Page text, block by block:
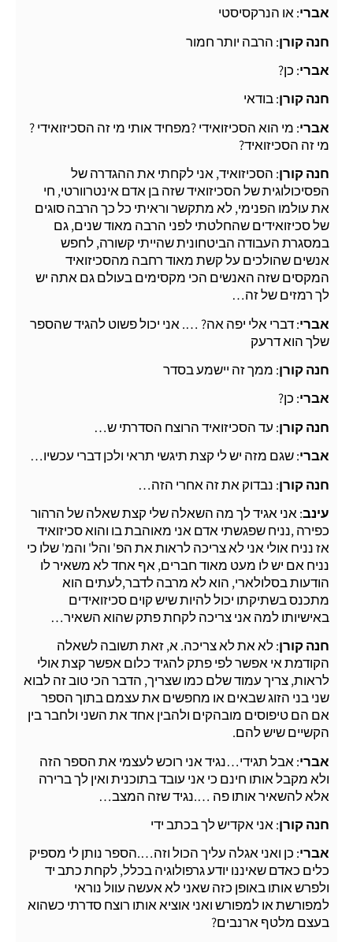
אברי: או הנרקסיסטי
חנה קורן: הרבה יותר חמור
אברי: כן?
חנה קורן: בודאי
אברי: מי הוא הסכיזואידי ?מפחיד אותי מי זה הסכיזואידי ?
מי זה הסכיזואיד?
חנה קורן: הסכיזואיד, אני לקחתי את ההגדרה של
הפסיכולוגית של הסכיזואיד שזה בן אדם אינטרוורטי, חי
את עולמו הפנימי, לא מתקשר וראיתי כל כך הרבה סוגים
של סכיזואידים שהחלטתי לפני הרבה מאוד שנים, גם
במסגרת העבודה הביטחונית שהייתי קשורה, לחפש
אנשים שהולכים על קשת מאוד רחבה מהסכיזואיד
המקסים שזה האנשים הכי מקסימים בעולם גם אתה יש
לך רמזים של זה…
אברי: דברי אלי יפה אה? …. אני יכול פשוט להגיד שהספר
שלך הוא דרעק
חנה קורן: ממך זה יישמע בסדר
אברי: כן?
חנה קורן: עד הסכיזואיד הרוצח הסדרתי ש…
אברי: שגם מזה יש לי קצת תיגשי תראי ולכן דברי עכשיו…
חנה קורן: נבדוק את זה אחרי הזה…
עינב: אני אגיד לך מה השאלה שלי קצת שאלה של הרהור
כפירה ,נניח שפגשתי אדם אני מאוהבת בו והוא סכיזואיד
אז נניח אולי אני לא צריכה לראות את הפ' והל' והמ' שלו כי
נניח אם יש לו מעט מאוד חברים, אף אחד לא משאיר לו
הודעות בסלולארי, הוא לא מרבה לדבר,לעתים הוא
מתכנס בשתיקתו יכול להיות שיש קוים סכיזואידים
באישיותו למה אני צריכה לקחת פתק שהוא השאיר…
חנה קורן: לא את לא צריכה. א, זאת תשובה לשאלה
הקודמת אי אפשר לפי פתק להגיד כלום אפשר קצת אולי
לראות, צריך עמוד שלם כמו שצריך, הדבר הכי טוב זה לבוא
שני בני הזוג שבאים או מחפשים את עצמם בתוך הספר
אם הם טיפוסים מובהקים ולהבין אחד את השני ולחבר בין
הקשיים שיש להם.
אברי: אבל תגידי…נגיד אני רוכש לעצמי את הספר הזה
ולא מקבל אותו חינם כי אני עובד בתוכנית ואין לך ברירה
אלא להשאיר אותו פה ….נגיד שזה המצב…
חנה קורן: אני אקדיש לך בכתב ידי
אברי: כן ואני אגלה עליך הכול וזה….הספר נותן לי מספיק
כלים כאדם שאיננו יודע גרפולוגיה בכלל, לקחת כתב יד
ולפרש אותו באופן כזה שאני לא אעשה עוול נוראי
למפורשת או למפורש ואני אוציא אותו רוצח סדרתי כשהוא
בעצם מלטף ארנבים?